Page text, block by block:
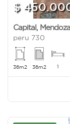
$
Capital, Mendoza
peru 730
36m2 36m2 1